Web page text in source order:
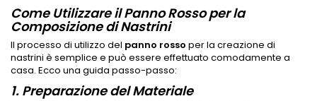
Come Utilizzare il Panno Rosso per la
Composizione di Nastrini
Il processo di utilizzo del panno rosso per la creazione di
nastrini è semplice e può essere effettuato comodamente a
casa. Ecco una guida passo-passo:
1. Preparazione del Materiale